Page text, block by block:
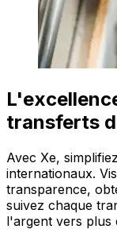
transferts
Avec Xe,
internationaux.
transparence,
suivez chaque
l'argent vers plus